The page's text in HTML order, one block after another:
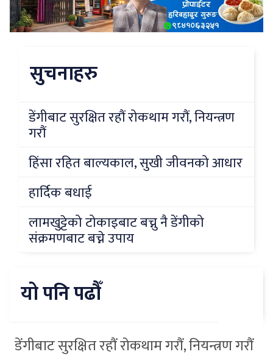
सुचनाहरु
डेंगीबाट सुरक्षित रहौं रोकथाम गरौं, नियन्त्रण
गरौं
हिंसा रहित बाल्यकाल, सुखी जीवनको आधार
हार्दिक बधाई
लामखुट्टेको टोकाइबाट बच्नु नै डेंगीको
संक्रमणबाट बच्ने उपाय
यो पनि पढौँ
डेंगीबाट सुरक्षित रहौं रोकथाम गरौं, नियन्त्रण गरौं